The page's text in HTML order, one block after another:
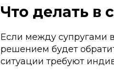
Что делать в
Если между супругами
решением будет
ситуации требуют